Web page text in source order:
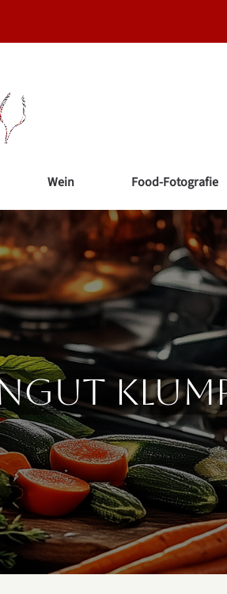
Wein Food-Fotografie